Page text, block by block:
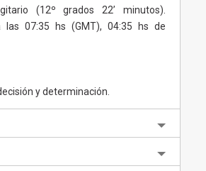
(12º grados 22’ minutos).
las 07:35 hs (GMT), 04:35 hs de
y determinación.